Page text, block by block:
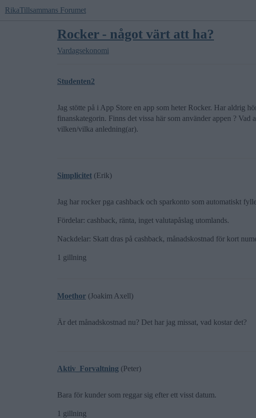
RikaTillsammans Forumet
Rocker - något värt att ha?
Vardagsekonomi
Studenten2
Jag stötte på i App Store en app som heter Rocker. Har aldrig
finanskategorin. Finns det vissa här som använder appen ?
vilken/vilka anledning(ar).
Simplicitet (Erik)
Jag har rocker pga cashback och sparkonto som automatiskt
Fördelar: cashback, ränta, inget valutapåslag utomlands.
Nackdelar: Skatt dras på cashback, månadskostnad för kort
1 gillning
Moethor (Joakim Axell)
Är det månadskostnad nu? Det har jag missat, vad kostar det?
Aktiv_Forvaltning (Peter)
Bara för kunder som reggar sig efter ett visst datum.
1 gillning